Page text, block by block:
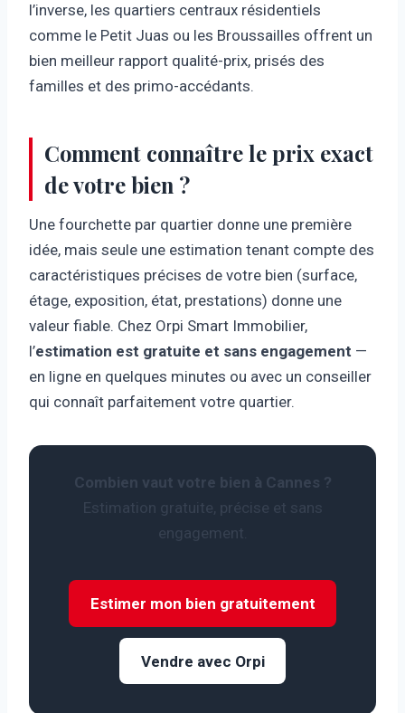
l’inverse, les quartiers centraux résidentiels
comme le Petit Juas ou les Broussailles offrent un
bien meilleur rapport qualité-prix, prisés des
familles et des primo-accédants.
Comment connaître le prix exact
de votre bien ?
Une fourchette par quartier donne une première
idée, mais seule une estimation tenant compte des
caractéristiques précises de votre bien (surface,
étage, exposition, état, prestations) donne une
valeur fiable. Chez Orpi Smart Immobilier,
l’estimation est gratuite et sans engagement —
en ligne en quelques minutes ou avec un conseiller
qui connaît parfaitement votre quartier.
Combien vaut votre bien à Cannes ?
Estimation gratuite, précise et sans
engagement.
Estimer mon bien gratuitement
Vendre avec Orpi